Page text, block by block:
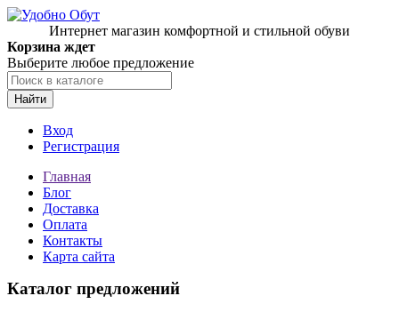
Интернет магазин комфортной и стильной обуви
Корзина ждет
Выберите любое предложение
Найти
Вход
Регистрация
Главная
Блог
Доставка
Оплата
Контакты
Карта сайта
Каталог предложений